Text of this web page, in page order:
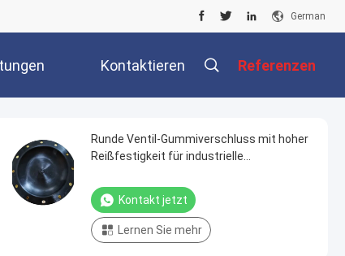
German
Kontaktieren
Sie Uns
Referenzen
Runde Ventil-Gummiverschluss mit hoher
Reißfestigkeit für industrielle
Kontakt jetzt
Lernen Sie mehr